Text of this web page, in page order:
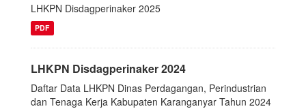
LHKPN Disdagperinaker 2025
PDF
LHKPN Disdagperinaker 2024
Daftar Data LHKPN Dinas Perdagangan, Perindustrian
dan Tenaga Kerja Kabupaten Karanganyar Tahun 2024